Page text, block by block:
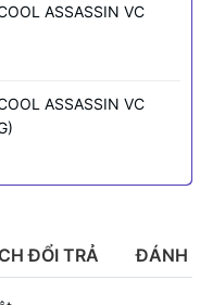
ASSASSIN VC
ASSASSIN VC
ĐỔI TRẢ ĐÁNH